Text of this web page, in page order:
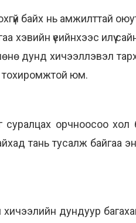
байх нь амжилттай
хэвийн үеийнхээс илүү
дунд хичээллэвэл
тохиромжтой юм.
суралцах орчноосоо
тань тусалж байгаа
дундуур